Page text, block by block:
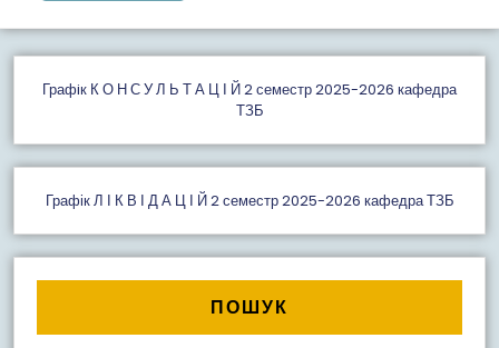
Графiк К О Н С У Л Ь Т А Ц І Й 2 семестр 2025-2026 кафедра
ТЗБ
Графік Л І К В І Д А Ц І Й 2 семестр 2025-2026 кафедра ТЗБ
ПОШУК